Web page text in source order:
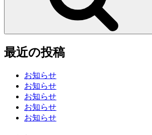
最近の投稿
お知らせ
お知らせ
お知らせ
お知らせ
お知らせ